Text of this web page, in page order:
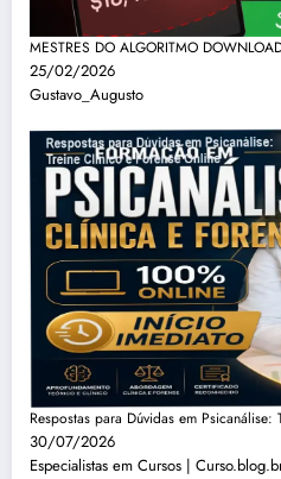
MESTRES DO ALGORITMO
25/02/2026
Gustavo_Augusto
Respostas para Dúvidas em
30/07/2026
Especialistas em Cursos |